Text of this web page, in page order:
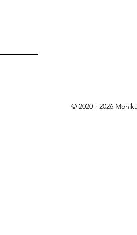
© 2020 - 2026